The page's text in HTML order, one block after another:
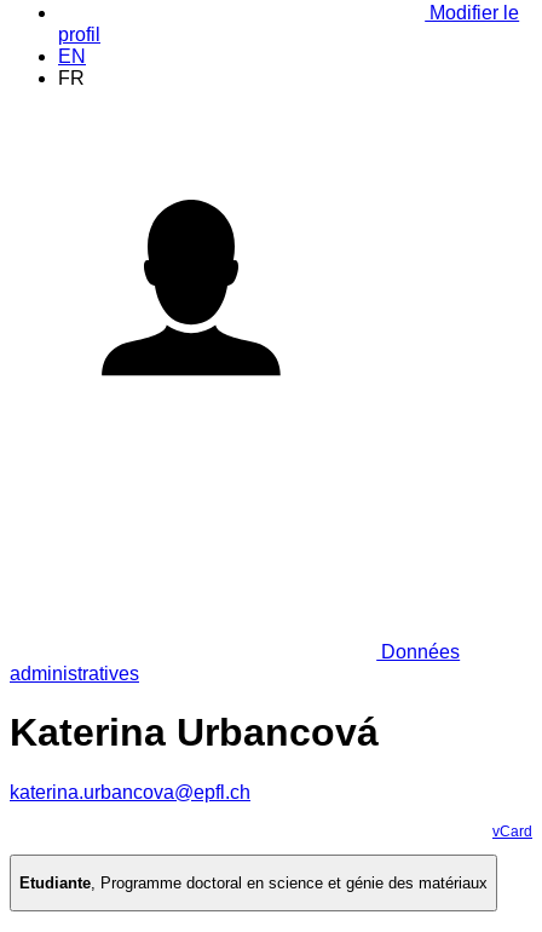
Modifier le
profil
EN
FR
Données
administratives
Katerina Urbancová
katerina.urbancova@epfl.ch
vCard
Etudiante, Programme doctoral en science et génie des matériaux